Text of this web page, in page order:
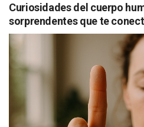
Curiosidades del cuerpo
sorprendentes que te